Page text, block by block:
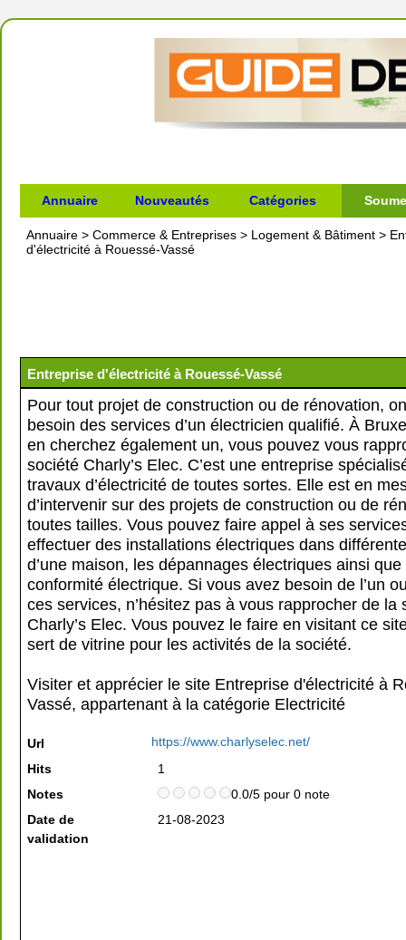
Annuaire Nouveautés Catégories
Annuaire > Commerce & Entreprises > Logement & Bâtiment >
d'électricité à Rouessé-Vassé
Entreprise d'électricité à Rouessé-Vassé
Pour tout projet de construction ou de rénovation,
besoin des services d’un électricien qualifié. À
en cherchez également un, vous pouvez vous
société Charly’s Elec. C’est une entreprise
travaux d’électricité de toutes sortes. Elle est en
d’intervenir sur des projets de construction ou de
toutes tailles. Vous pouvez faire appel à ses
effectuer des installations électriques dans
d’une maison, les dépannages électriques ainsi
conformité électrique. Si vous avez besoin de l’un
ces services, n’hésitez pas à vous rapprocher de la
Charly’s Elec. Vous pouvez le faire en visitant ce
sert de vitrine pour les activités de la société.
Visiter et apprécier le site Entreprise d'électricité à
Vassé, appartenant à la catégorie Electricité
Url
https://www.charlyselec.net/
Hits
1
Notes
0.0/5 pour 0 note
Date de
validation
21-08-2023